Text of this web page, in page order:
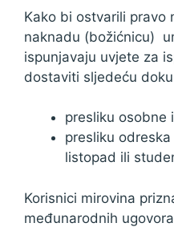
Kako bi ostvarili pravo
naknadu (božićnicu)
ispunjavaju uvjete za
dostaviti sljedeću
presliku osobne
presliku
listopad ili
Korisnici mirovina
međunarodnih